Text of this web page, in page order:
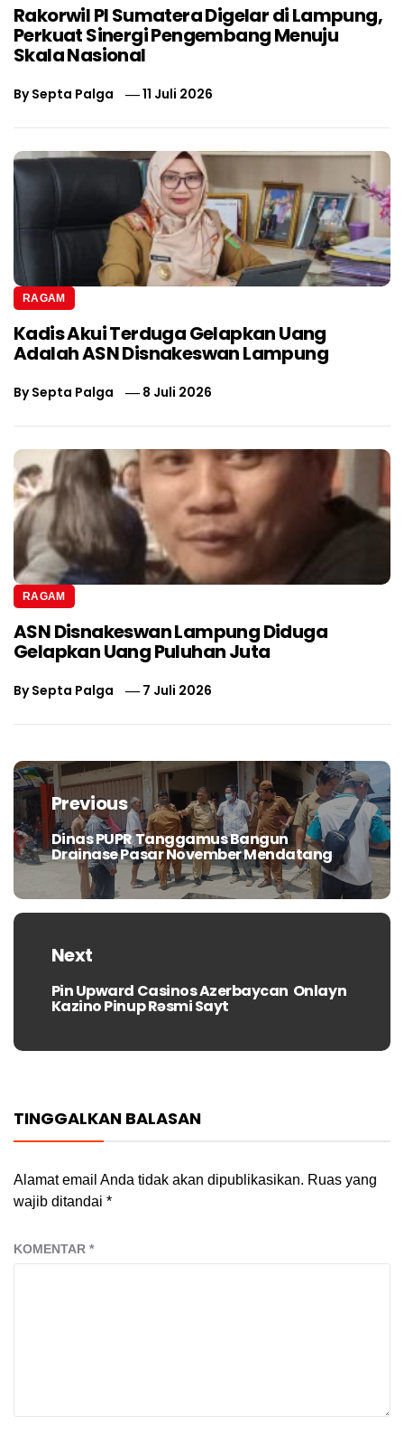
Rakorwil PI Sumatera Digelar di Lampung,
Perkuat Sinergi Pengembang Menuju
Skala Nasional
BySepta Palga 11 Juli 2026
RAGAM
Kadis Akui Terduga Gelapkan Uang
Adalah ASN Disnakeswan Lampung
BySepta Palga 8 Juli 2026
RAGAM
ASN Disnakeswan Lampung Diduga
Gelapkan Uang Puluhan Juta
BySepta Palga 7 Juli 2026
Navigasi
posPrevious
Previous
post:
Dinas PUPR Tanggamus Bangun
Drainase Pasar November Mendatang
Next
Next
post:
Pin Upward Casinos Azerbaycan ️ Onlayn
Kazino Pinup Rəsmi Sayt
TINGGALKAN BALASAN
Alamat email Anda tidak akan dipublikasikan. Ruas yang
wajib ditandai *
KOMENTAR *